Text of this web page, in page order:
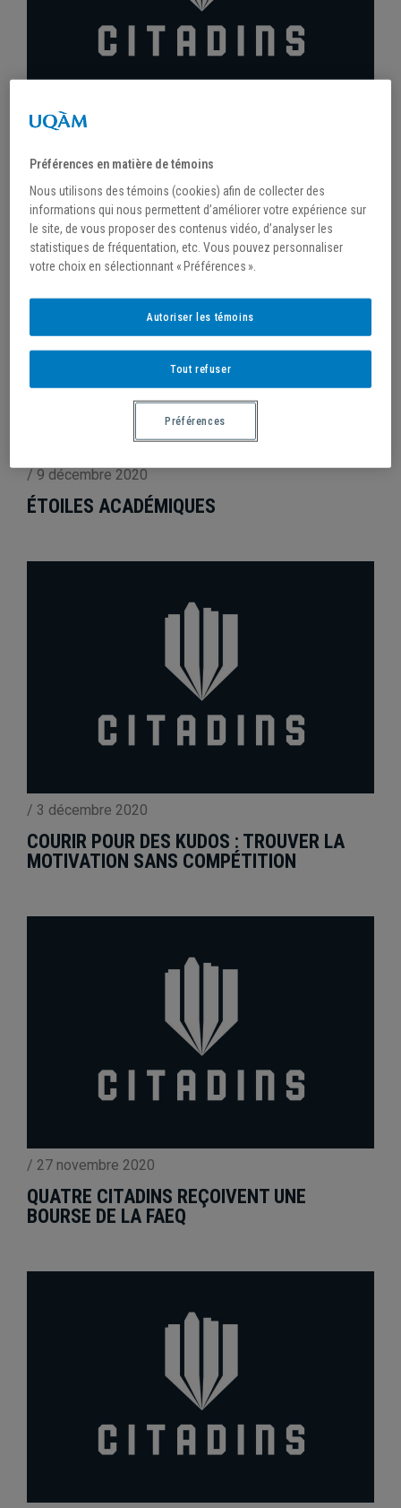
/ 9 décembre 2020
FAMILLE DES CITADINS
/ 9 décembre 2020
ÉTOILES ACADÉMIQUES
/ 3 décembre 2020
COURIR POUR DES KUDOS : TROUVER LA
MOTIVATION SANS COMPÉTITION
/ 27 novembre 2020
QUATRE CITADINS REÇOIVENT UNE
BOURSE DE LA FAEQ
Préférences en matière de témoins
Nous utilisons des témoins (cookies) afin de collecter des
informations qui nous permettent d’améliorer votre expérience sur
le site, de vous proposer des contenus vidéo, d’analyser les
statistiques de fréquentation, etc. Vous pouvez personnaliser
votre choix en sélectionnant « Préférences ».
Tout refuser
Autoriser les témoins
Préférences